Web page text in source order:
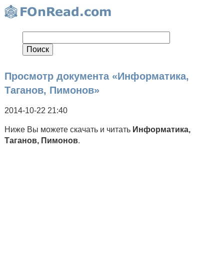
Просмотр документа «Информатика,
Таганов, Пимонов»
2014-10-22 21:40
Ниже Вы можете скачать и читать Информатика,
Таганов, Пимонов.